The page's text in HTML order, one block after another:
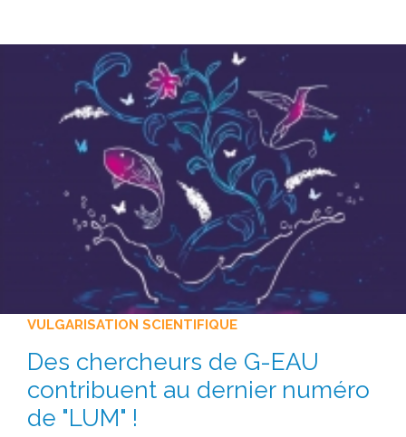
VULGARISATION SCIENTIFIQUE
Des chercheurs de G-EAU
contribuent au dernier numéro
de "LUM" !